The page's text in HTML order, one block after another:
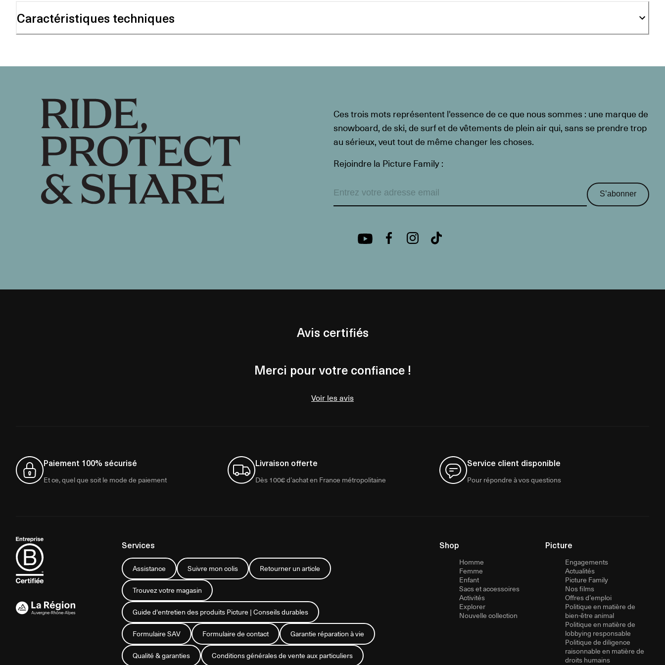
Caractéristiques techniques
Ces trois mots représentent l'essence de ce que nous sommes : une marque de
snowboard, de ski, de surf et de vêtements de plein air qui, sans se prendre trop
au sérieux, veut tout de même changer les choses.
Rejoindre la Picture Family :
S’abonner
Avis certifiés
Merci pour votre confiance !
Voir les avis
Paiement 100% sécurisé
Et ce, quel que soit le mode de paiement
Livraison offerte
Dès 100€ d’achat en France métropolitaine
Service client disponible
Pour répondre à vos questions
Services
Assistance Suivre mon colis Retourner un article
Trouvez votre magasin
Guide d'entretien des produits Picture | Conseils durables
Formulaire SAV Formulaire de contact Garantie réparation à vie
Qualité & garanties Conditions générales de vente aux particuliers
Shop
Homme
Femme
Enfant
Sacs et accessoires
Activités
Explorer
Nouvelle collection
Picture
Engagements
Actualités
Picture Family
Nos films
Offres d’emploi
Politique en matière de
bien-être animal
Politique en matière de
lobbying responsable
Politique de diligence
raisonnable en matière de
droits humains